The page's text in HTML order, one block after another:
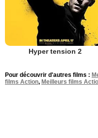
Hyper tension 2
Pour découvrir d'autres films :
films Action, Meilleurs films